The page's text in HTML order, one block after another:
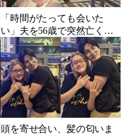
「時間がたっても会いた
い」夫を56歳で突然亡くし
た妻…笑顔が父親に似てき
た娘と歩む“その後”
頭を寄せ合い、髪の匂いま